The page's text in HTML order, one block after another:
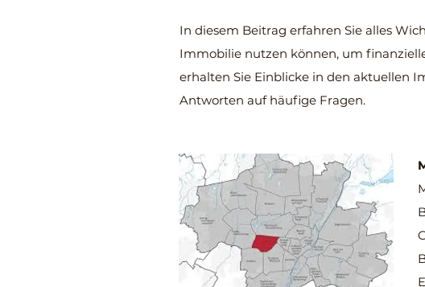
In diesem Beitrag erfahren Sie alles
Immobilie nutzen können, um
erhalten Sie Einblicke in den aktuellen
Antworten auf häufige Fragen.